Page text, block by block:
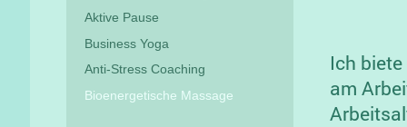
Ich
am
Aktive Pause
Business Yoga
Anti-Stress Coaching
Bioenergetische Massage